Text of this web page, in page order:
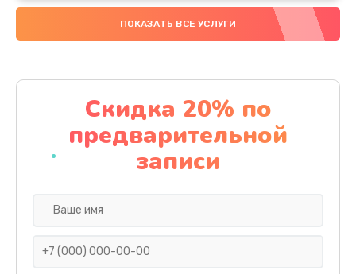
Замена аккумулятора
4000 руб.
Замена материнской платы
1100 руб.
Заказать
ПОКАЗАТЬ ВСЕ УСЛУГИ
Скидка 20% по
предварительной
записи